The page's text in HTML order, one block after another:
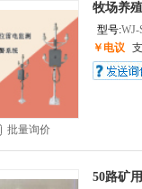
批量询价
牧场养
型号:WJ-
￥电议
50路矿